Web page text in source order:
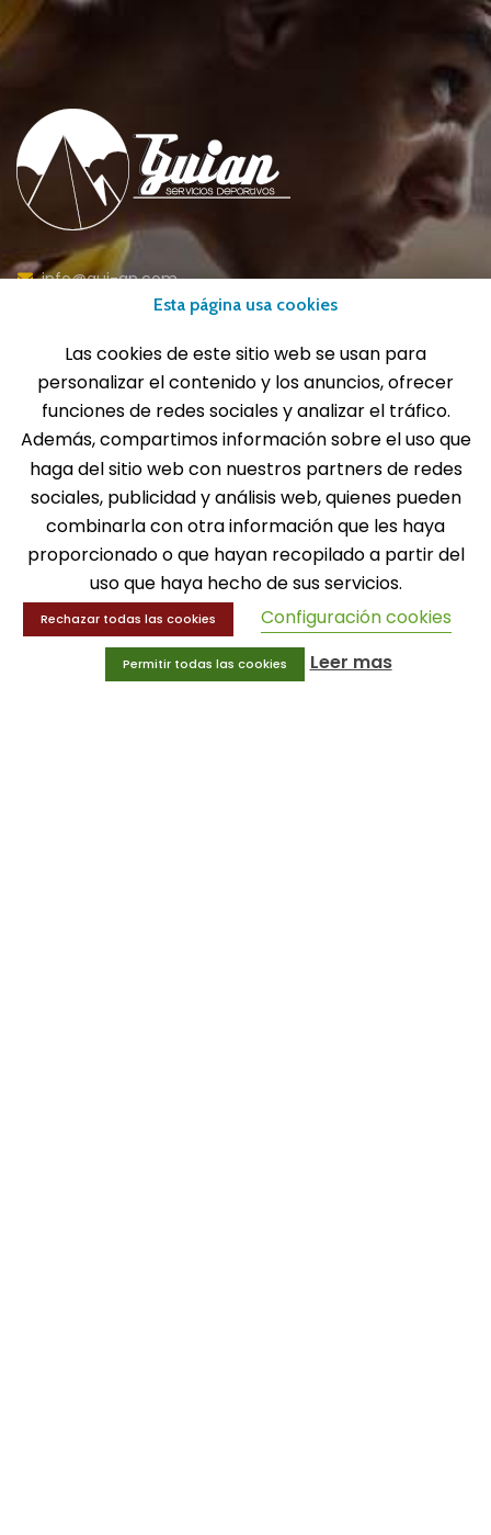
info@gui-an.com
Fax: 916 537 814
SOLICITA INFORMACIÓN
MENÚ
Deportes
Educación física
Entrenamiento y educación física
Esta página usa cookies
Las cookies de este sitio web se usan para
personalizar el contenido y los anuncios, ofrecer
funciones de redes sociales y analizar el tráfico.
Además, compartimos información sobre el uso que
haga del sitio web con nuestros partners de redes
sociales, publicidad y análisis web, quienes pueden
combinarla con otra información que les haya
proporcionado o que hayan recopilado a partir del
uso que haya hecho de sus servicios.
Rechazar todas las cookies Configuración cookies
Permitir todas las cookies Leer mas